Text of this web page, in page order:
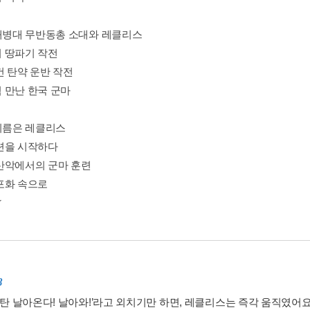
대 무반동총 소대와 레클리스
땅파기 작전
탄약 운반 작전
만난 한국 군마
은 레클리스
을 시작하다
악에서의 군마 훈련
화 속으로
탄 날아온다! 날아와!’라고 외치기만 하면, 레클리스는 즉각 움직였어